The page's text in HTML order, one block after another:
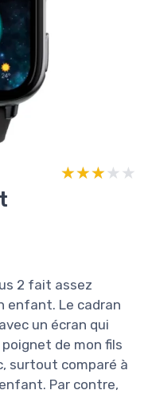
★★★★★
★★★★★
2 fait assez
enfant. Le cadran
un écran qui
de mon fils
surtout comparé à
Par contre,